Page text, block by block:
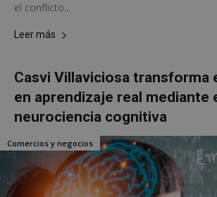
el conflicto...
Leer más
Casvi Villaviciosa transforma
en aprendizaje real mediante
neurociencia cognitiva
Comercios y negocios
Cookies no clasificadas
Cookies estrictamente
Cookies de rendimiento